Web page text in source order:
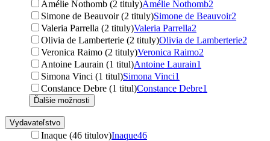
Amélie Nothomb (2 tituly)Amélie Nothomb2
Simone de Beauvoir (2 tituly)Simone de Beauvoir2
Valeria Parrella (2 tituly)Valeria Parrella2
Olivia de Lamberterie (2 tituly)Olivia de Lamberterie2
Veronica Raimo (2 tituly)Veronica Raimo2
Antoine Laurain (1 titul)Antoine Laurain1
Simona Vinci (1 titul)Simona Vinci1
Constance Debre (1 titul)Constance Debre1
Ďalšie možnosti
Vydavateľstvo
Inaque (46 titulov)Inaque46